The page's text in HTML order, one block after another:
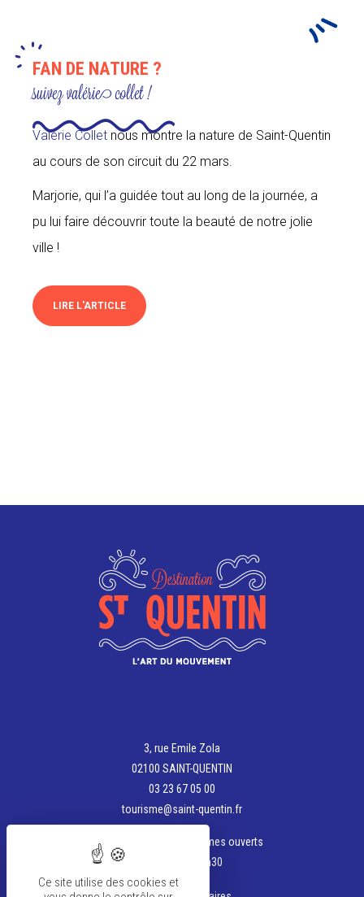
FAN DE NATURE ?
suivez valérie collet !
Valérie Collet nous montre la nature de Saint-Quentin
au cours de son circuit du 22 mars.
Marjorie, qui l’a guidée tout au long de la journée, a
pu lui faire découvrir toute la beauté de notre jolie
ville !
LIRE L'ARTICLE
3, rue Emile Zola
02100 SAINT-QUENTIN
03 23 67 05 00
tourisme@saint-quentin.fr
Aujourd'hui, nous sommes ouverts
de 13h30 à 17h30
Ce site utilise des cookies et